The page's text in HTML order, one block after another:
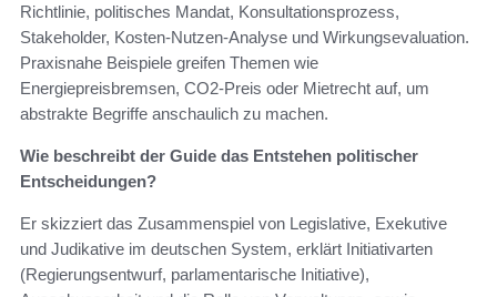
Richtlinie, politisches Mandat, Konsultationsprozess,
Stakeholder, Kosten‑Nutzen‑Analyse und Wirkungsevaluation.
Praxisnahe Beispiele greifen Themen wie
Energiepreisbremsen, CO2‑Preis oder Mietrecht auf, um
abstrakte Begriffe anschaulich zu machen.
Wie beschreibt der Guide das Entstehen politischer
Entscheidungen?
Er skizziert das Zusammenspiel von Legislative, Exekutive
und Judikative im deutschen System, erklärt Initiativarten
(Regierungsentwurf, parlamentarische Initiative),